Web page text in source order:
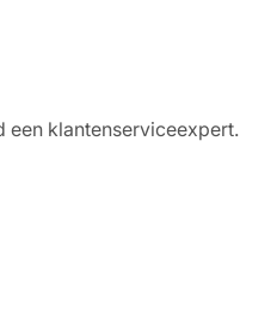
een klantenserviceexpert.